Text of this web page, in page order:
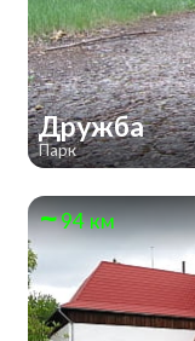
Дружба
Парк
94 км